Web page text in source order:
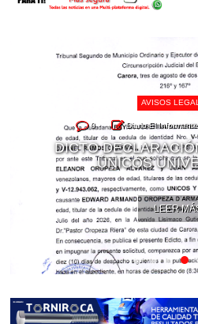
AVISOS
0 Diario El Informante
DICTO
ÚNICOS
LEER